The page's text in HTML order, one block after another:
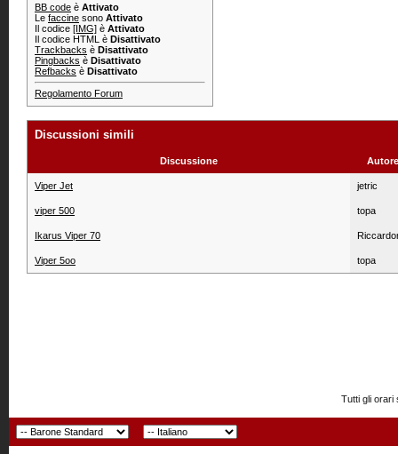
BB code è Attivato
Le faccine sono Attivato
Il codice [IMG] è Attivato
Il codice HTML è Disattivato
Trackbacks è Disattivato
Pingbacks è Disattivato
Refbacks è Disattivato
Regolamento Forum
Discussioni simili
Discussione
Viper Jet jetric
viper 500 topa
Ikarus Viper 70
Viper 5oo topa
Tutti gli orari